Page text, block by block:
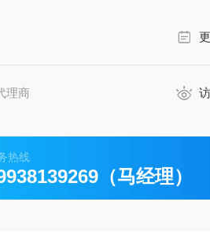
理商
热线
（马经理）